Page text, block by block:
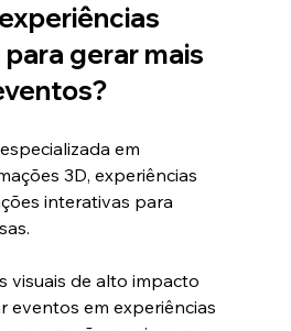
gerar mais
em
3D, experiências
interativas para
visuais de alto impacto
eventos em experiências